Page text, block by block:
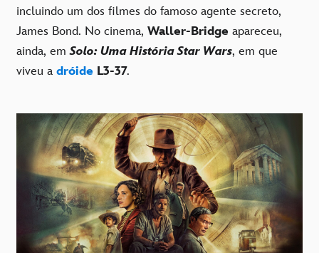
incluindo um dos filmes do famoso agente secreto,
James Bond. No cinema, Waller-Bridge apareceu,
ainda, emSolo: Uma História Star Wars, em que
viveu a dróide L3-37.